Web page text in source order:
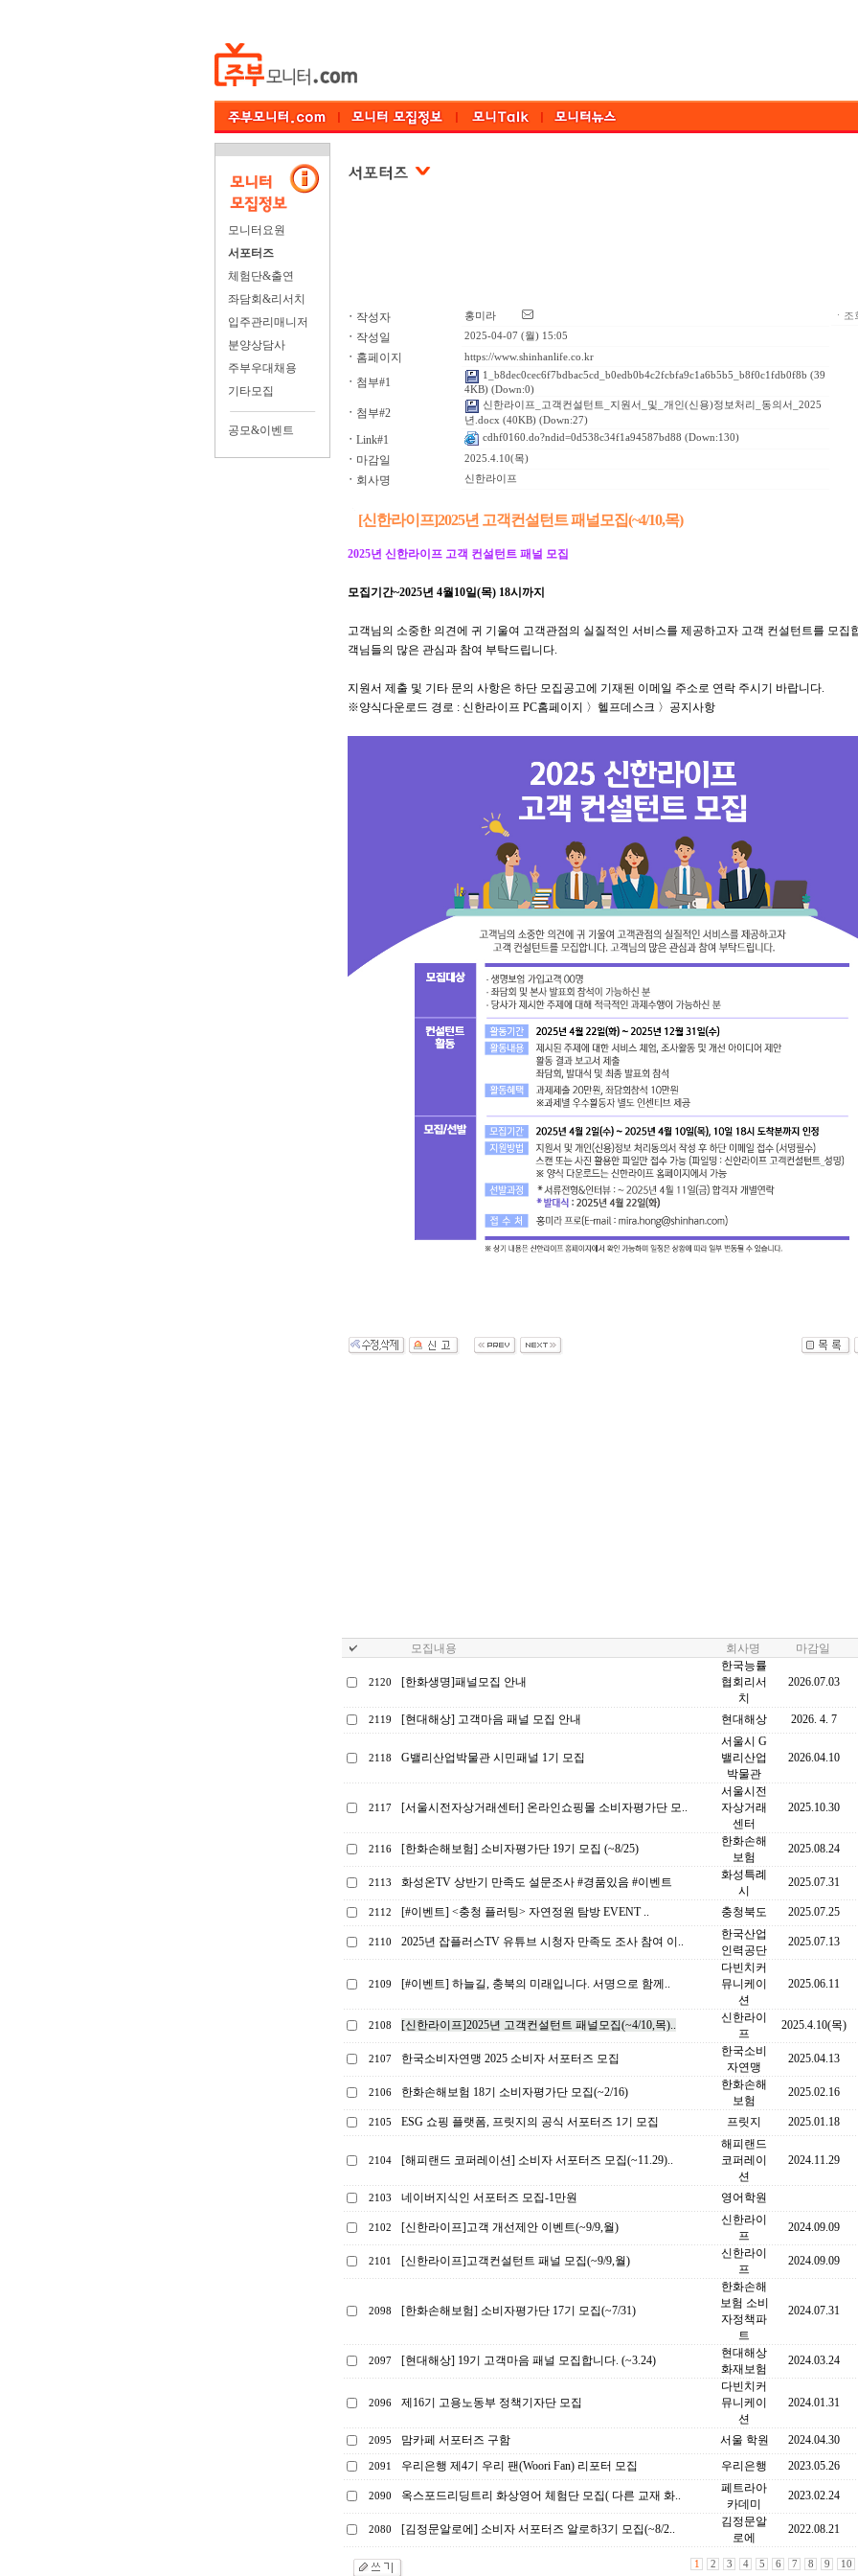
모니터요원
서포터즈
체험단&출연
좌담회&리서치
입주관리매니저
분양상담사
주부우대채용
기타모집
공모&이벤트
ㆍ 작성자 홍미라
ㆍ 작성일 2025-04-07 (월) 15:05
ㆍ 홈페이지 https://www.shinhanlife.co.kr
ㆍ 첨부#1
1_b8dec0cec6f7bdbac5cd_b0edb0b4c2fcbfa9c1a6b5b5_b8f0c1fdb0f8b (39
4KB) (Down:0)
ㆍ 첨부#2
신한라이프_고객컨설턴트_지원서_및_개인(신용)정보처리_동의서_2025
년.docx (40KB) (Down:27)
ㆍ Link#1 cdhf0160.do?ndid=0d538c34f1a94587bd88 (Down:130)
ㆍ 마감일 2025.4.10(목)
ㆍ 회사명 신한라이프
ㆍ
[신한라이프]2025년 고객컨설턴트 패널모집(~4/10,목)
2025년 신한라이프 고객 컨설턴트 패널 모집
모집기간~2025년 4월10일(목) 18시까지
고객님의 소중한 의견에 귀 기울여 고객관점의 실질적인 서비스를 제공하고자 고객 컨설턴트를 모집
객님들의 많은 관심과 참여 부탁드립니다.
지원서 제출 및 기타 문의 사항은 하단 모집공고에 기재된 이메일 주소로 연락 주시기 바랍니다.
※양식다운로드 경로 : 신한라이프 PC홈페이지 〉헬프데스크 〉공지사항
모집내용 회사명 마감일
2120 [한화생명]패널모집 안내
한국능률
협회리서
치
2026.07.03
2119 [현대해상] 고객마음 패널 모집 안내 현대해상 2026. 4. 7
2118 G밸리산업박물관 시민패널 1기 모집
서울시 G
밸리산업
박물관
2026.04.10
2117 [서울시전자상거래센터] 온라인쇼핑몰 소비자평가단 모..
서울시전
자상거래
센터
2025.10.30
2116 [한화손해보험] 소비자평가단 19기 모집 (~8/25)
한화손해
보험
2025.08.24
2113 화성온TV 상반기 만족도 설문조사 #경품있음 #이벤트
화성특례
시
2025.07.31
2112 [#이벤트] <충청 플러팅> 자연정원 탐방 EVENT .. 충청북도 2025.07.25
2110 2025년 잡플러스TV 유튜브 시청자 만족도 조사 참여 이..
한국산업
인력공단
2025.07.13
2109 [#이벤트] 하늘길, 충북의 미래입니다. 서명으로 함께..
다빈치커
뮤니케이
션
2025.06.11
2108 [신한라이프]2025년 고객컨설턴트 패널모집(~4/10,목)..
신한라이
프
2025.4.10(목)
2107 한국소비자연맹 2025 소비자 서포터즈 모집
한국소비
자연맹
2025.04.13
2106 한화손해보험 18기 소비자평가단 모집(~2/16)
한화손해
보험
2025.02.16
2105 ESG 쇼핑 플랫폼, 프릿지의 공식 서포터즈 1기 모집 프릿지 2025.01.18
2104 [해피랜드 코퍼레이션] 소비자 서포터즈 모집(~11.29)..
해피랜드
코퍼레이
션
2024.11.29
2103 네이버지식인 서포터즈 모집-1만원 영어학원
2102 [신한라이프]고객 개선제안 이벤트(~9/9,월)
신한라이
프
2024.09.09
2101 [신한라이프]고객컨설턴트 패널 모집(~9/9,월)
신한라이
프
2024.09.09
2098 [한화손해보험] 소비자평가단 17기 모집(~7/31)
한화손해
보험 소비
자정책파
트
2024.07.31
2097 [현대해상] 19기 고객마음 패널 모집합니다. (~3.24)
현대해상
화재보험
2024.03.24
2096 제16기 고용노동부 정책기자단 모집
다빈치커
뮤니케이
션
2024.01.31
2095 맘카페 서포터즈 구함 서울 학원 2024.04.30
2091 우리은행 제4기 우리 팬(Woori Fan) 리포터 모집 우리은행 2023.05.26
2090 옥스포드리딩트리 화상영어 체험단 모집( 다른 교재 화..
페트라아
카데미
2023.02.24
2080 [김정문알로에] 소비자 서포터즈 알로하3기 모집(~8/2..
김정문알
로에
2022.08.21
1 2 3 4 5 6 7 8 9 10